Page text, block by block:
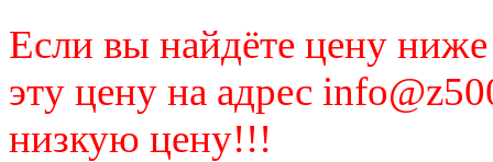
Если вы найдёте цену
эту цену на адрес
низкую цену!!!